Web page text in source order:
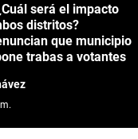
será el impacto
distritos?
que municipio
trabas a votantes